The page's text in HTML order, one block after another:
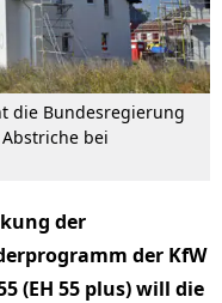
die Bundesregierung
bei
der
der KfW
(EH 55 plus) will die